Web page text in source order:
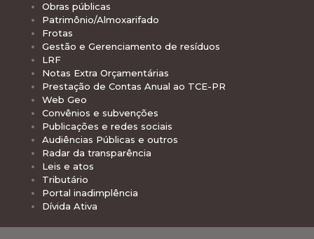
Obras públicas
Patrimônio/Almoxarifado
Frotas
Gestão e Gerenciamento de resíduos
LRF
Notas Extra Orçamentárias
Prestação de Contas Anual ao TCE-PR
Web Geo
Convênios e subvenções
Publicações e redes sociais
Audiências Públicas e outros
Radar da transparência
Leis e atos
Tributário
Portal inadimplência
Dívida Ativa